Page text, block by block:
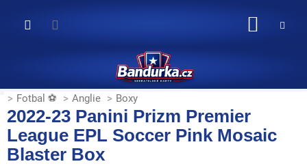
obsah
Fotbal ⚽ Anglie Boxy
2022-23 Panini Prizm Premier
League EPL Soccer Pink Mosaic
Blaster Box